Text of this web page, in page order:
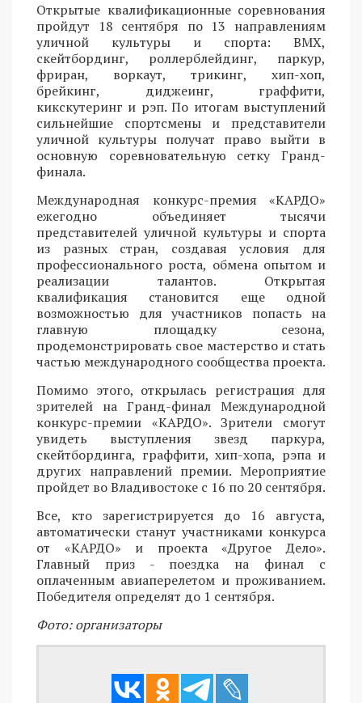
Открытые квалификационные соревнования
пройдут 18 сентября по 13 направлениям
уличной культуры и спорта: BMX,
скейтбординг, роллерблейдинг, паркур,
фриран, воркаут, трикинг, хип-хоп,
брейкинг, диджеинг, граффити,
кикскутеринг и рэп. По итогам выступлений
сильнейшие спортсмены и представители
уличной культуры получат право выйти в
основную соревновательную сетку Гранд-
финала.
Международная конкурс-премия «КАРДО»
ежегодно объединяет тысячи
представителей уличной культуры и спорта
из разных стран, создавая условия для
профессионального роста, обмена опытом и
реализации талантов. Открытая
квалификация становится еще одной
возможностью для участников попасть на
главную площадку сезона,
продемонстрировать свое мастерство и стать
частью международного сообщества проекта.
Помимо этого, открылась регистрация для
зрителей на Гранд-финал Международной
конкурс-премии «КАРДО». Зрители смогут
увидеть выступления звезд паркура,
скейтбординга, граффити, хип-хопа, рэпа и
других направлений премии. Мероприятие
пройдет во Владивостоке с 16 по 20 сентября.
Все, кто зарегистрируется до 16 августа,
автоматически станут участниками конкурса
от «КАРДО» и проекта «Другое Дело».
Главный приз - поездка на финал с
оплаченным авиаперелетом и проживанием.
Победителя определят до 1 сентября.
Фото: организаторы